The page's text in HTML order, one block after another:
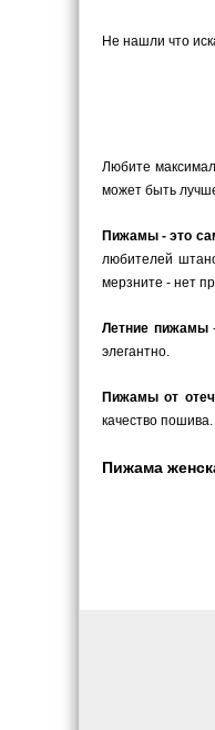
Не нашли что
Любите
может быть
Пижамы - это
любителей
мерзните - нет
Летние пижамы-
элегантно.
Пижамы от
качество
Пижама